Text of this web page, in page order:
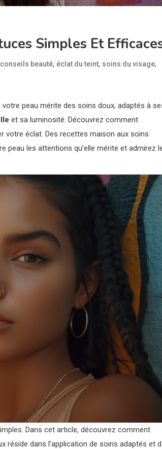
Simples Et
conseils beauté, éclat du teint, soins du visage,
peau mérite des soins doux, adaptés à
et sa luminosité. Découvrez comment
votre éclat. Des recettes maison aux soins
peau les attentions qu’elle mérite et admirez
Dans cet article, découvrez comment
réside dans l’application de soins adaptés et